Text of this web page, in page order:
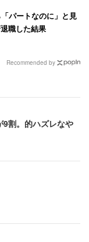
パートなのに」と見
職した結果
Recommended by
割。的ハズレなや